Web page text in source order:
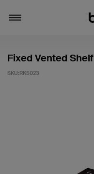
Fixed Vented Shelf
SKU:RK5023